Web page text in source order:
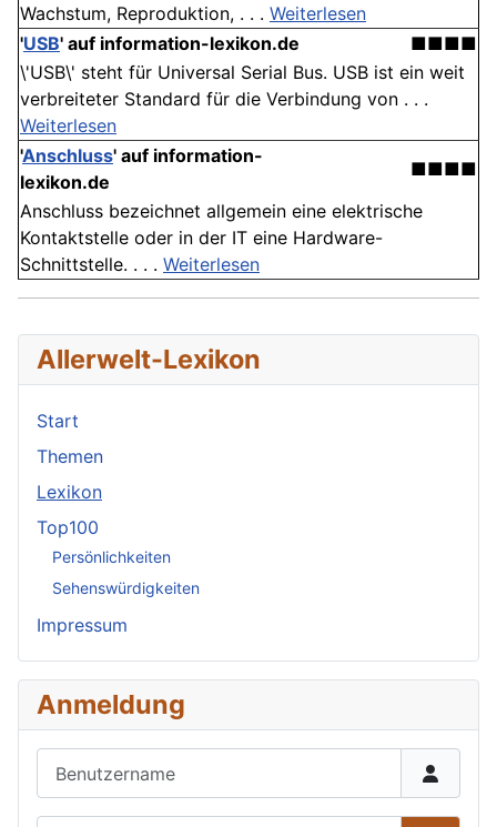
Wachstum, Reproduktion, . . . Weiterlesen
'USB' auf information-lexikon.de
■■■■
\'USB\' steht für Universal Serial Bus. USB ist ein weit
verbreiteter Standard für die Verbindung von . . .
Weiterlesen
'Anschluss' auf information-
lexikon.de
■■■■
Anschluss bezeichnet allgemein eine elektrische
Kontaktstelle oder in der IT eine Hardware-
Schnittstelle. . . . Weiterlesen
Allerwelt-Lexikon
Start
Themen
Lexikon
Top100
Persönlichkeiten
Sehenswürdigkeiten
Impressum
Anmeldung